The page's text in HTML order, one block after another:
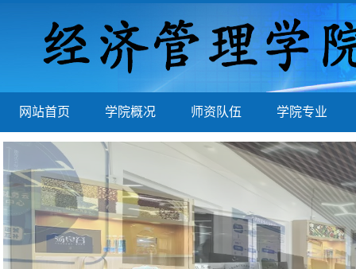
网站首页 学院概况 师资队伍 学院专业